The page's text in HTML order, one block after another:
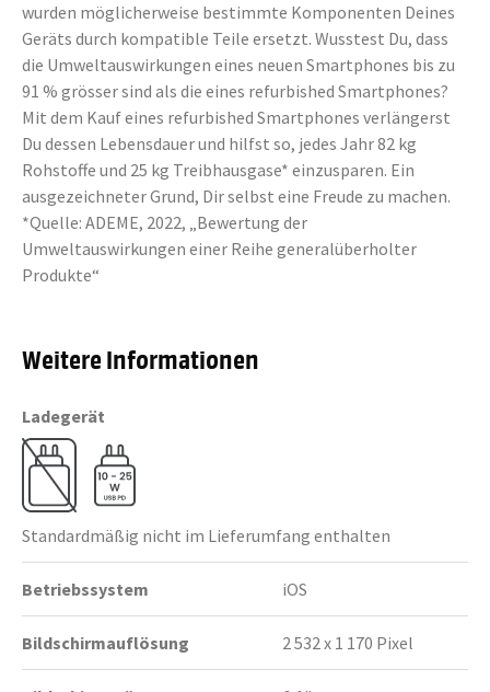
wurden möglicherweise bestimmte Komponenten Deines
Geräts durch kompatible Teile ersetzt. Wusstest Du, dass
die Umweltauswirkungen eines neuen Smartphones bis zu
91 % grösser sind als die eines refurbished Smartphones?
Mit dem Kauf eines refurbished Smartphones verlängerst
Du dessen Lebensdauer und hilfst so, jedes Jahr 82 kg
Rohstoffe und 25 kg Treibhausgase* einzusparen. Ein
ausgezeichneter Grund, Dir selbst eine Freude zu machen.
*Quelle: ADEME, 2022, „Bewertung der
Umweltauswirkungen einer Reihe generalüberholter
Produkte“
Weitere Informationen
Ladegerät
Standardmäßig nicht im Lieferumfang enthalten
Betriebssystem iOS
Bildschirmauflösung 2 532 x 1 170 Pixel